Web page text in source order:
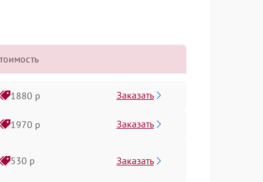
1880 р Заказать
1970 р Заказать
530 р Заказать